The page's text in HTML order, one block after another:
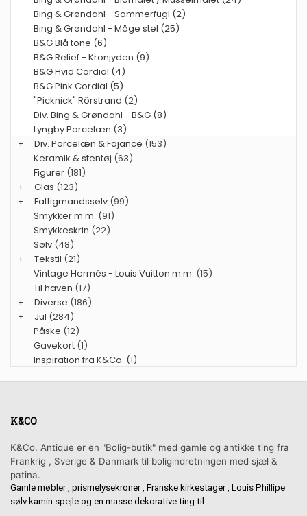
Bing & Grøndahl - Sommerfugl (2)
Bing & Grøndahl - Måge stel (25)
B&G Blå tone (6)
B&G Relief - Kronjyden (9)
B&G Hvid Cordial (4)
B&G Pink Cordial (5)
"Picknick" Rörstrand (2)
Div. Bing & Grøndahl - B&G (8)
Lyngby Porcelæn (3)
+
Div. Porcelæn & Fajance (153)
Keramik & stentøj (63)
Figurer (181)
+
Glas (123)
+
Fattigmandssølv (99)
Smykker m.m. (91)
Smykkeskrin (22)
Sølv (48)
+
Tekstil (21)
Vintage Hermés - Louis Vuitton m.m. (15)
Til haven (17)
+
Diverse (186)
+
Jul (284)
Påske (12)
Gavekort (1)
Inspiration fra K&Co. (1)
K&CO
K&Co. Antique er en "Bolig-butik" med gamle og antikke ting fra
Frankrig , Sverige & Danmark til boligindretningen med sjæl &
patina.
Gamle møbler , prismelysekroner , Franske kirkestager , Louis Phillipe
sølv kamin spejle og en masse dekorative ting til.